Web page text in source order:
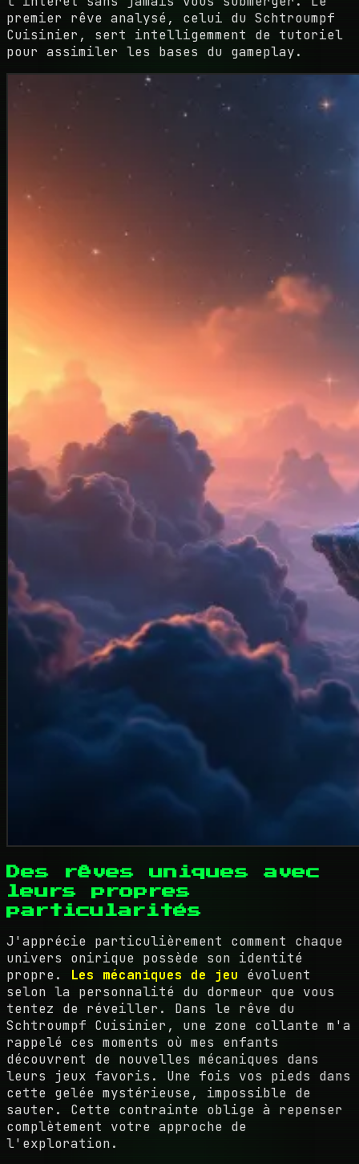
premier rêve analysé, celui du Schtroumpf
Cuisinier, sert intelligemment de tutoriel
pour assimiler les bases du gameplay.
Des rêves uniques avec
leurs propres
particularités
J'apprécie particulièrement comment chaque
univers onirique possède son identité
propre. Les mécaniques de jeu évoluent
selon la personnalité du dormeur que vous
tentez de réveiller. Dans le rêve du
Schtroumpf Cuisinier, une zone collante m'a
rappelé ces moments où mes enfants
découvrent de nouvelles mécaniques dans
leurs jeux favoris. Une fois vos pieds dans
cette gelée mystérieuse, impossible de
sauter. Cette contrainte oblige à repenser
complètement votre approche de
l'exploration.